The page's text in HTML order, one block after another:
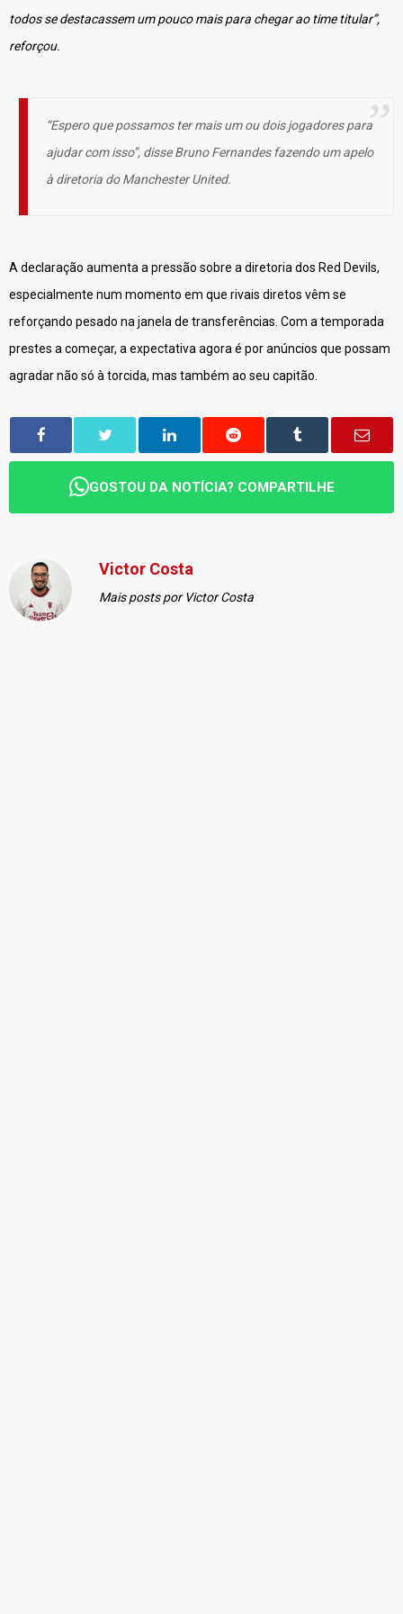
todos se destacassem um pouco mais para chegar ao time titular”,
reforçou.
“Espero que possamos ter mais um ou dois jogadores para
ajudar com isso”, disse Bruno Fernandes fazendo um apelo
à diretoria do Manchester United.
A declaração aumenta a pressão sobre a diretoria dos Red Devils,
especialmente num momento em que rivais diretos vêm se
reforçando pesado na janela de transferências. Com a temporada
prestes a começar, a expectativa agora é por anúncios que possam
agradar não só à torcida, mas também ao seu capitão.
GOSTOU DA NOTÍCIA? COMPARTILHE
Victor Costa
Mais posts por Victor Costa